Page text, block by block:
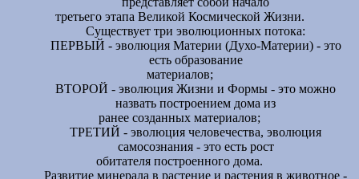
третьего этапа Великой Космической Жизни.
Существует три эволюционных потока:
ПЕРВЫЙ - эволюция Материи (Духо-Материи) - это
есть образование
материалов;
ВТОРОЙ - эволюция Жизни и Формы - это можно
назвать построением дома из
ранее созданных материалов;
ТРЕТИЙ - эволюция человечества, эволюция
самосознания - это есть рост
обитателя построенного дома.
Развитие минерала в растение и растения в животное -